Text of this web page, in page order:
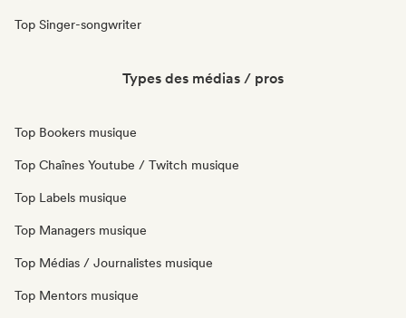
Top Singer-songwriter
Types des médias / pros
Top Bookers musique
Top Chaînes Youtube / Twitch musique
Top Labels musique
Top Managers musique
Top Médias / Journalistes musique
Top Mentors musique